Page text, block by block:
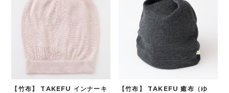
【竹布】 TAKEFU インナーキ
【竹布】 TAKEFU 癒布（ゆ